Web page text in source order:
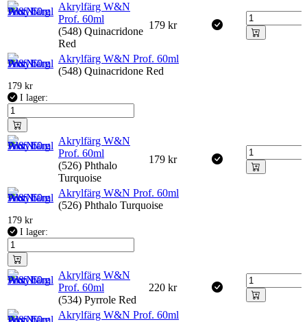
Akrylfärg W&N
Prof. 60ml
(548) Quinacridone
Red
179 kr
Akrylfärg W&N Prof. 60ml
(548) Quinacridone Red
179 kr
I lager:
Akrylfärg W&N
Prof. 60ml
(526) Phthalo
Turquoise
179 kr
Akrylfärg W&N Prof. 60ml
(526) Phthalo Turquoise
179 kr
I lager:
Akrylfärg W&N
Prof. 60ml
(534) Pyrrole Red
220 kr
Akrylfärg W&N Prof. 60ml